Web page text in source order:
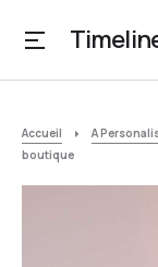
Accueil A
boutique